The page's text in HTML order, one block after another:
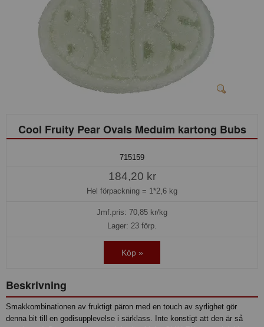
Cool Fruity Pear Ovals Meduim kartong Bubs
715159
184,20 kr
Hel förpackning = 1*2,6 kg
Jmf.pris: 70,85 kr/kg
Lager: 23 förp.
Köp »
Beskrivning
Smakkombinationen av fruktigt päron med en touch av syrlighet gör
denna bit till en godisupplevelse i särklass. Inte konstigt att den är så